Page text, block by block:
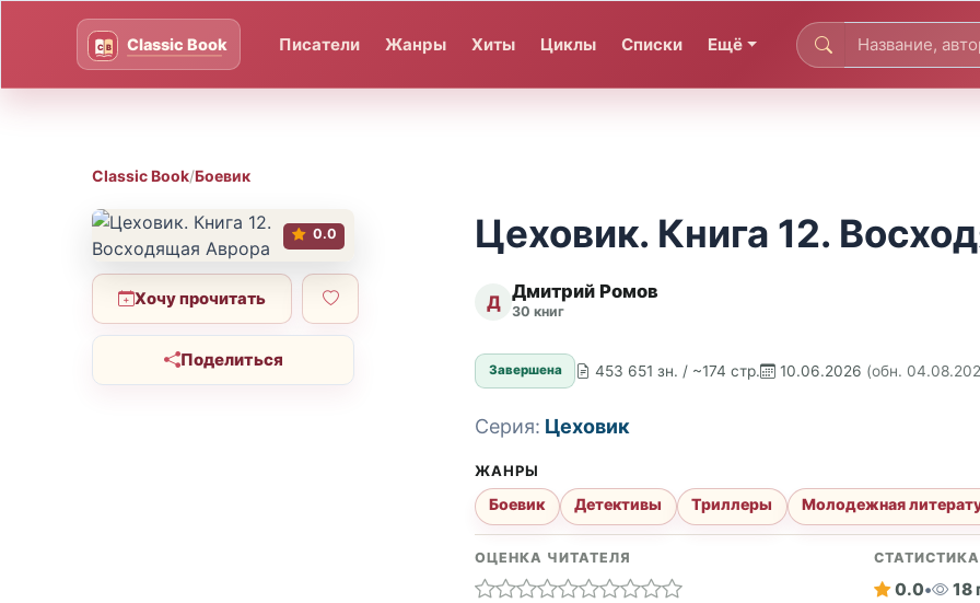
Писатели Жанры Хиты Циклы Списки Ещё
Classic Book/Боевик
0.0
Хочу прочитать
Поделиться
Цеховик. Книга 12.
Д Дмитрий Ромов
30 книг
Завершена 453 651 зн. / ~174 стр. 10.06.2026 (обн.
Серия: Цеховик
ЖАНРЫ
Боевик Детективы Триллеры Молодежная
ОЦЕНКА ЧИТАТЕЛЯ СТАТИСТИКА
0.0• 18